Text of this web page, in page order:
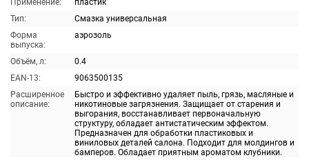
Применение:
пластик
Тип:
Смазка универсальная
Форма
выпуска:
аэрозоль
Объём, л:
0.4
EAN-13:
9063500135
Расширенное
описание:
Быстро и эффективно удаляет пыль, грязь, масляные и
никотиновые загрязнения. Защищает от старения и
выгорания, восстанавливает первоначальную
структуру, обладает антистатическим эффектом.
Предназначен для обработки пластиковых и
виниловых деталей салона. Подходит для молдингов и
бамперов. Обладает приятным ароматом клубники.